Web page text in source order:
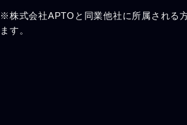
※株式会社APTOと同業他社に所属される
ます。